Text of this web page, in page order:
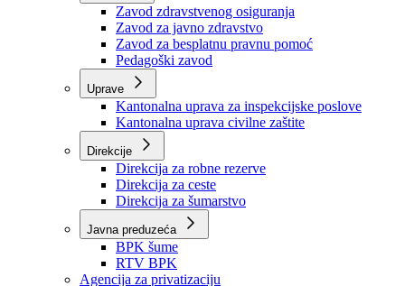
Kantonalna bolnica
Zavodi
Zavod zdravstvenog osiguranja
Zavod za javno zdravstvo
Zavod za besplatnu pravnu pomoć
Pedagoški zavod
Kantonalna uprava za inspekcijske poslove
Kantonalna uprava civilne zaštite
Direkcije
Direkcija za robne rezerve
Direkcija za ceste
Direkcija za šumarstvo
Javna preduzeća